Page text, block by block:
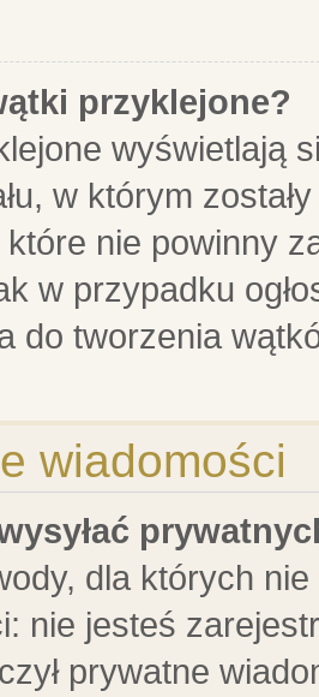
przyklejone?
wyświetlają
w którym
nie powinny
w przypadku
do tworzenia
wiadomości
dla których
nie jesteś
prywatne